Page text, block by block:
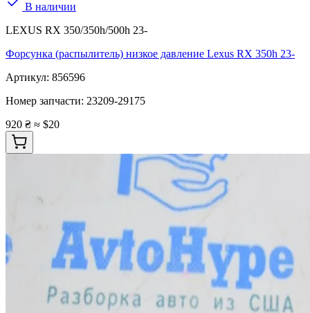
В наличии
LEXUS RX 350/350h/500h 23-
Форсунка (распылитель) низкое давление Lexus RX 350h 23-
Артикул: 856596
Номер запчасти: 23209-29175
920 ₴ ≈ $20